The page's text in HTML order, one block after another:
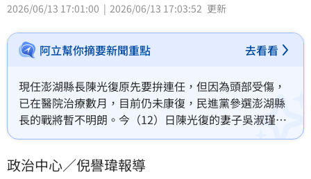
2026/06/13 17:01:00
2026/06/13 17:03:52 更新
阿立幫你摘要新聞重點 去看看
現任澎湖縣長陳光復原先要拚連任，但因為頭部受傷，
已在醫院治療數月，目前仍未康復，民進黨參選澎湖縣
長的戰將暫不明朗。今（12）日陳光復的妻子吳淑瑾表
示，她確定要代夫出征，已將選縣長一事告訴陳光復，
進黨中央17日的徵召。
政治中心／倪譽瑋報導